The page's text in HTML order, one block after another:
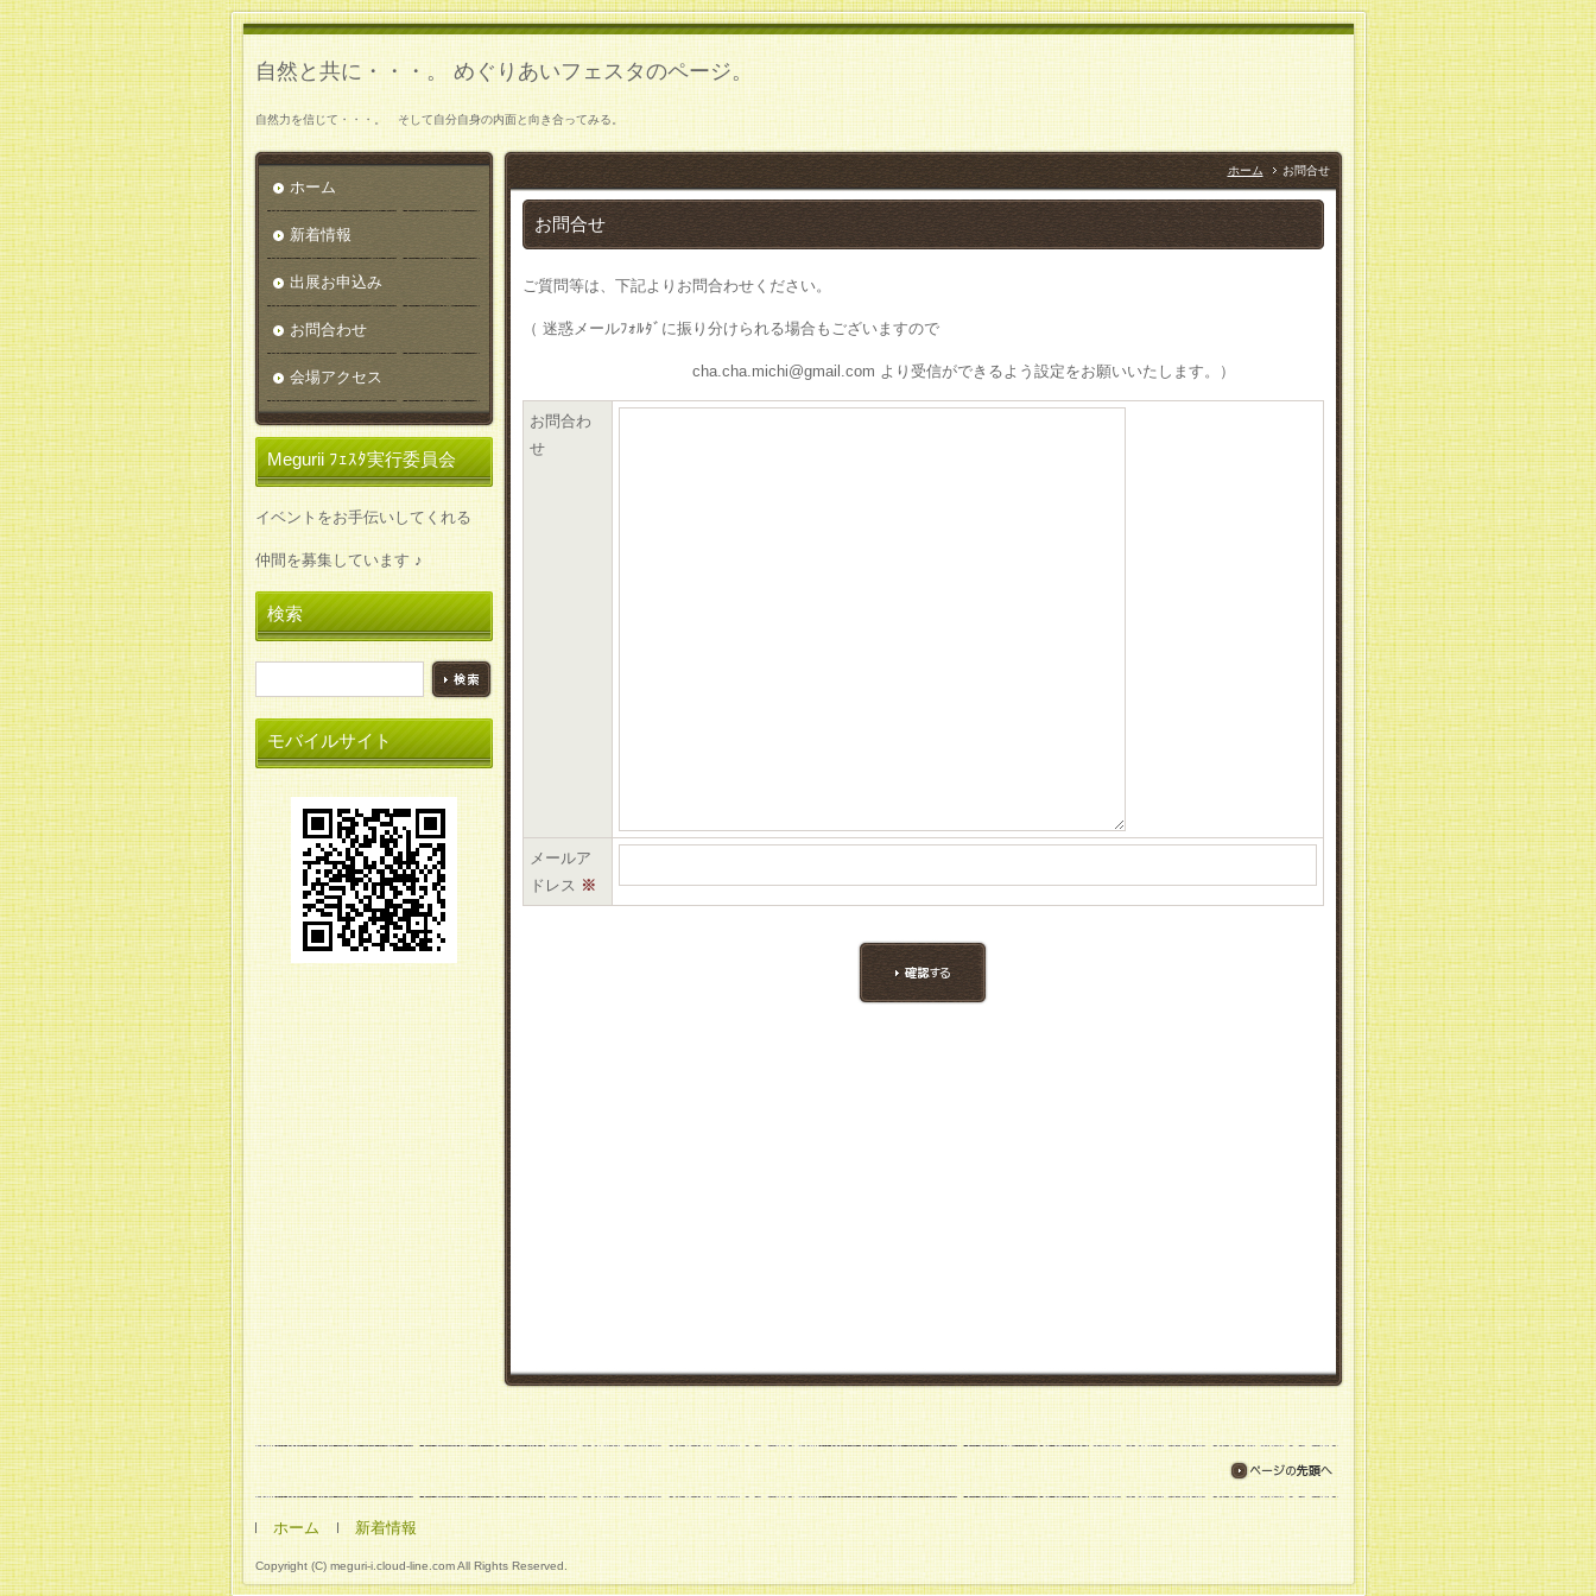
自然と共に・・・。 めぐりあいフェスタのページ。
自然力を信じて・・・。 そして自分自身の内面と向き合ってみる。
ホーム お問合せ
お問合せ
ご質問等は、下記よりお問合わせください。
（ 迷惑メールﾌｫﾙﾀﾞに振り分けられる場合もございますので
cha.cha.michi@gmail.com より受信ができるよう設定をお願いいたします。）
お問合わ
せ
メールア
ドレス ※
ホーム
新着情報
出展お申込み
お問合わせ
会場アクセス
Megurii ﾌｪｽﾀ実行委員会
イベントをお手伝いしてくれる
仲間を募集しています ♪
検索
モバイルサイト
ページの先頭へ
ホーム
新着情報
Copyright (C) meguri-i.cloud-line.com All Rights Reserved.